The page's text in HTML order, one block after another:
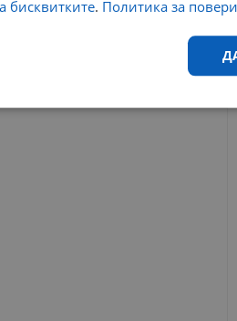
бисквитките. Политика за
Функционалност